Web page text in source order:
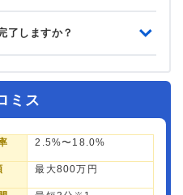
了しますか？
ミス
2.5%〜18.0%
最大800万円